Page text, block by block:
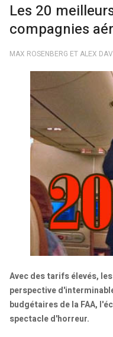
Les 20
compagnies
MAX ROSENBERG ET ALEX
Avec des tarifs élevés,
perspective
budgétaires de la FAA,
spectacle d'horreur.